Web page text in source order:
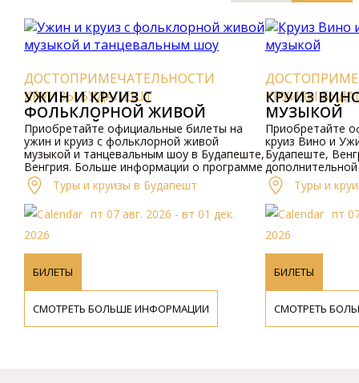
ДОСТОПРИМЕЧАТЕЛЬНОСТИ
КРУИЗЫ БУДАПЕШТ
УЖИН И КРУИЗ С
ФОЛЬКЛОРНОЙ ЖИВОЙ
МУЗЫКОЙ И ТАНЦЕВАЛЬНЫМ
ШОУ
Приобретайте официальные билеты на
ужин и круиз с фольклорной живой
музыкой и танцевальным шоу в Будапеште,
Венгрия. Больше информации о программе
и ценах доступно онлайн и по телефону.
Туры и круизы в Будапешт
пт 07 авг. 2026 - вт 01 дек.
2026
БИЛЕТЫ
СМОТРЕТЬ БОЛЬШЕ ИНФОРМАЦИИ
КРУИЗЫ
КРУИЗ
МУЗЫКОЙ
Приобретайте
круиз Вино и
Будапеште,
дополнительной
и ценах,
сайт или
Туры и
пт 07
2026
БИЛЕТЫ
СМОТРЕТЬ